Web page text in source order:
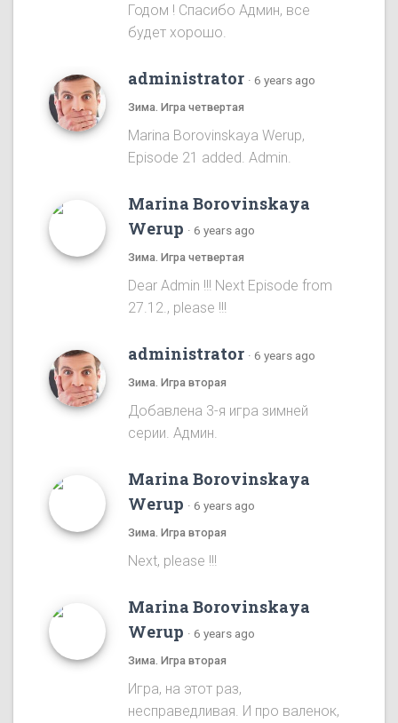
Годом ! Спасибо Админ, все
будет хорошо.
administrator · 6 years ago
Зима. Игра четвертая
Marina Borovinskaya Werup,
Episode 21 added. Admin.
Marina Borovinskaya
Werup · 6 years ago
Зима. Игра четвертая
Dear Admin !!! Next Episode from
27.12., please !!!
administrator · 6 years ago
Зима. Игра вторая
Добавлена 3-я игра зимней
серии. Админ.
Marina Borovinskaya
Werup · 6 years ago
Зима. Игра вторая
Next, please !!!
Marina Borovinskaya
Werup · 6 years ago
Зима. Игра вторая
Игра, на этот раз,
несправедливая. И про валенок,